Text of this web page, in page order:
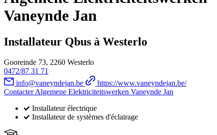
Vaneynde Jan
Installateur Qbus à Westerlo
Gooreinde 73, 2260 Westerlo
0472/87 31 71
info@vaneyndejan.be
https://www.vaneyndejan.be/
Contacter Algemene Elektriciteitswerken Vaneynde Jan
Installateur électrique
Installateur de systèmes d'éclairage